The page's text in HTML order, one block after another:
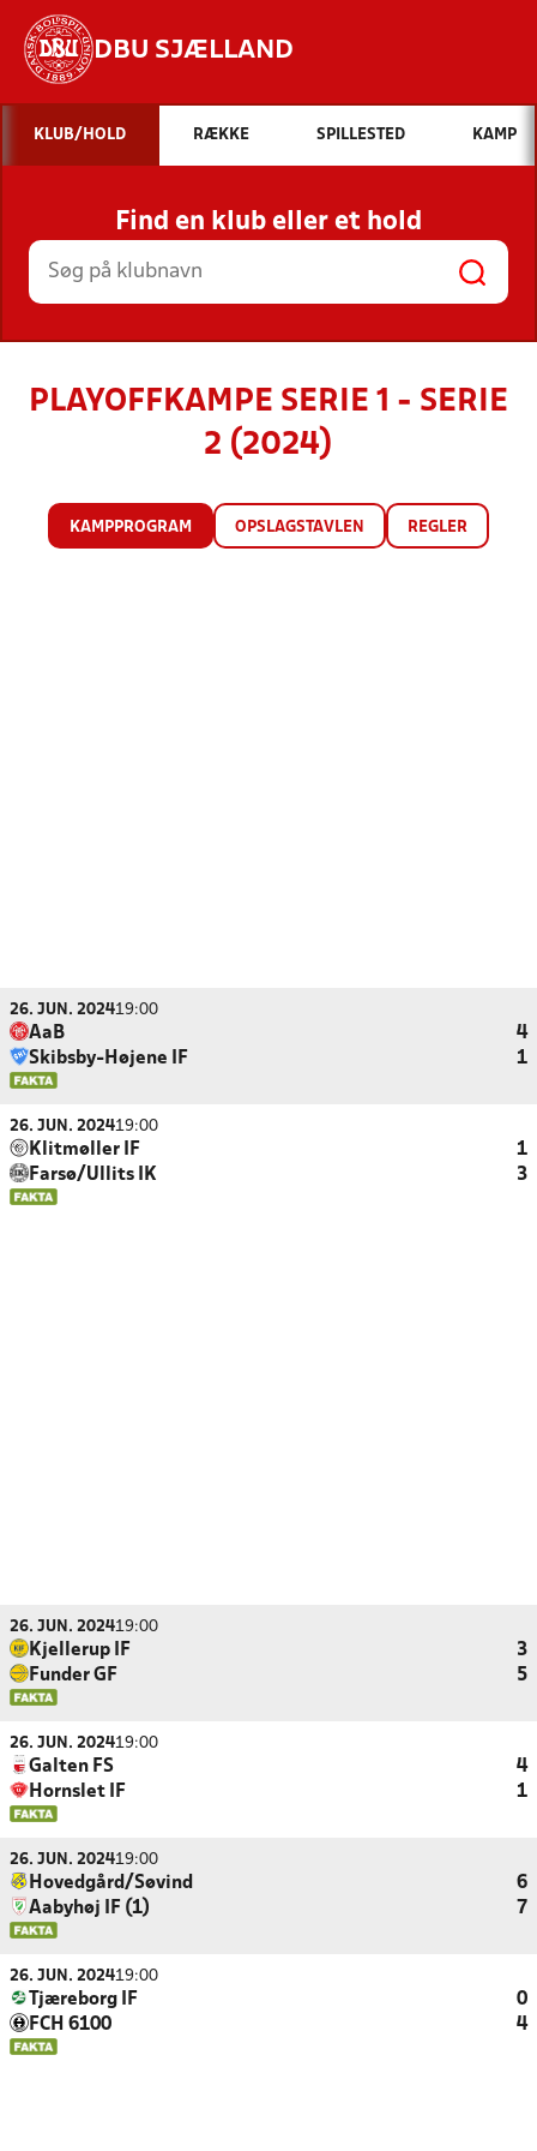
DBU SJÆLLAND
Hvad vil du søge efter?
INDHOLD OG NYHEDER
STILLINGER, RESULTATER, KLUBBER OG
HOLD
KLUB/HOLD RÆKKE SPILLESTED KAMP
Find en klub eller et hold
PLAYOFFKAMPE SERIE 1 - SERIE
2 (2024)
KAMPPROGRAM OPSLAGSTAVLEN REGLER
26. JUN. 202419:00
AaB
4
Skibsby-Højene IF
1
26. JUN. 202419:00
Klitmøller IF
1
Farsø/Ullits IK
3
26. JUN. 202419:00
Kjellerup IF
3
Funder GF
5
26. JUN. 202419:00
Galten FS
4
Hornslet IF
1
26. JUN. 202419:00
Hovedgård/Søvind
6
Aabyhøj IF (1)
7
26. JUN. 202419:00
Tjæreborg IF
0
FCH 6100
4